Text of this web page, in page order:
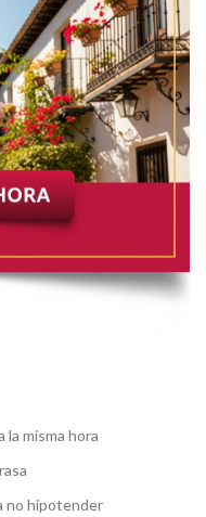
la misma hora
no hipotender